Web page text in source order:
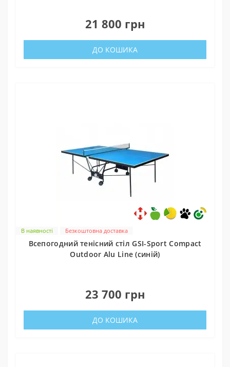
21 800 грн
ДО КОШИКА
В наявності Безкоштовна доставка
Всепогодний тенісний стіл GSI-Sport Compact
Outdoor Alu Line (синій)
23 700 грн
ДО КОШИКА